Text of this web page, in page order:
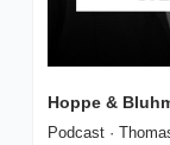
Hoppe &
Podcast ·